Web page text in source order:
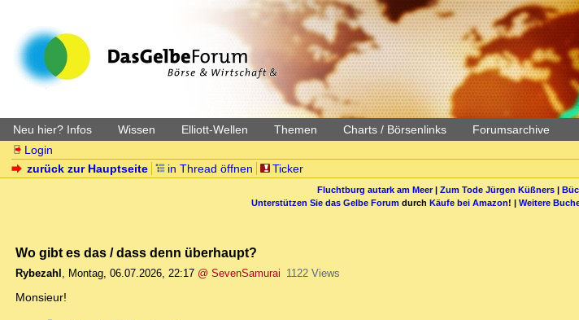
Neu hier? Infos Wissen Elliott-Wellen Themen Charts / Börsenlinks Forumsarchive
Login
zurück zur Hauptseite
in Thread öffnen Ticker
Fluchtburg autark am Meer| Zum Tode Jürgen Küßners|
Unterstützen Sie das Gelbe Forum durch Käufe bei Amazon! | Weitere
Wo gibt es das / dass denn überhaupt?
Rybezahl , Montag, 06.07.2026, 22:17 @ SevenSamurai 1122 Views
Monsieur!